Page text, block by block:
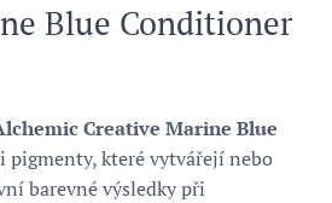
Blue Conditioner
Creative Marine Blue
pigmenty, které vytvářejí nebo
barevné výsledky při